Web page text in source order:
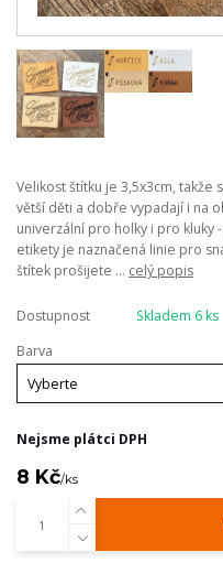
Velikost štítku je 3,5x3cm,
větší děti a dobře vypadají i na
univerzální pro holky i pro kluky
etikety je naznačená linie pro
štítek prošijete ... celý popis
Dostupnost
Skladem 6 ks
Barva
Nejsme plátci DPH
8 Kč/ks